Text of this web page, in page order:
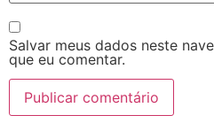
Salvar meus dados neste
que eu comentar.